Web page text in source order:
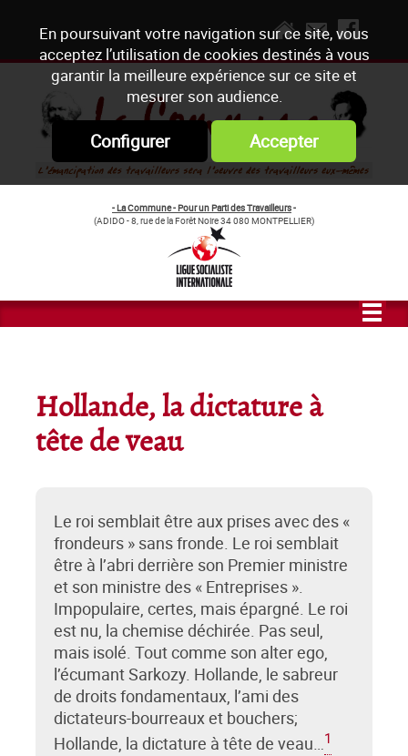
En poursuivant votre navigation sur ce site, vous
acceptez l’utilisation de cookies destinés à vous
garantir la meilleure expérience sur ce site et
mesurer son audience.
Configurer Accepter
- La Commune - Pour un Parti des Travailleurs-
(ADIDO - 8, rue de la Forêt Noire 34 080 MONTPELLIER)
Hollande, la dictature à
tête de veau
Le roi semblait être aux prises avec des «
frondeurs » sans fronde. Le roi semblait
être à l’abri derrière son Premier ministre
et son ministre des « Entreprises ».
Impopulaire, certes, mais épargné. Le roi
est nu, la chemise déchirée. Pas seul,
mais isolé. Tout comme son alter ego,
l’écumant Sarkozy. Hollande, le sabreur
de droits fondamentaux, l’ami des
dictateurs-bourreaux et bouchers;
Hollande, la dictature à tête de veau…1